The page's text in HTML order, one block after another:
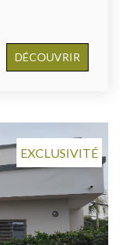
DÉCOUVRIR
EXCLUSIVITÉ